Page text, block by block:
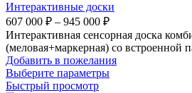
Интерактивные доски
607 000 ₽ – 945 000 ₽Диапазон
цен:
607
000 ₽
–
Интерактивная сенсорная доска
(меловая+маркерная) со встроенной
Добавить в пожелания
Выберите параметры
Быстрый просмотр